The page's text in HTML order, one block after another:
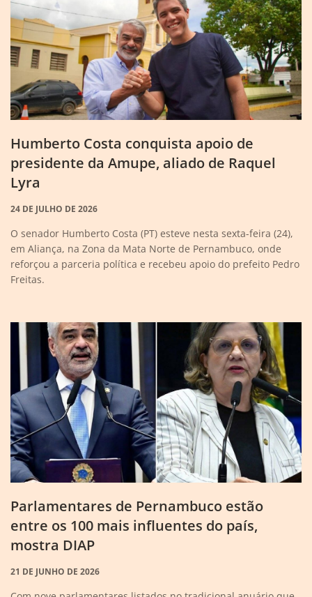
Humberto Costa conquista apoio de
presidente da Amupe, aliado de Raquel
Lyra
24 DE JULHO DE 2026
O senador Humberto Costa (PT) esteve nesta sexta-feira (24),
em Aliança, na Zona da Mata Norte de Pernambuco, onde
reforçou a parceria política e recebeu apoio do prefeito Pedro
Freitas.
Parlamentares de Pernambuco estão
entre os 100 mais influentes do país,
mostra DIAP
21 DE JUNHO DE 2026